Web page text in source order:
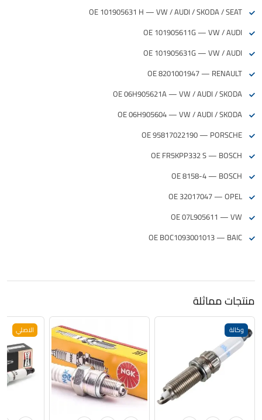
OE 101905631 H — VW / AUDI / SKODA / SEAT
OE 101905611G — VW / AUDI
OE 101905631G — VW / AUDI
OE 8201001947 — RENAULT
OE 06H905621A — VW / AUDI / SKODA
OE 06H905604 — VW / AUDI / SKODA
OE 95817022190 — PORSCHE
OE FR5KPP332 S — BOSCH
OE 8158-4 — BOSCH
OE 32017047 — OPEL
OE 07L905611 — VW
OE BOC1093001013 — BAIC
منتجات مماثلة
وكالة الاصلي